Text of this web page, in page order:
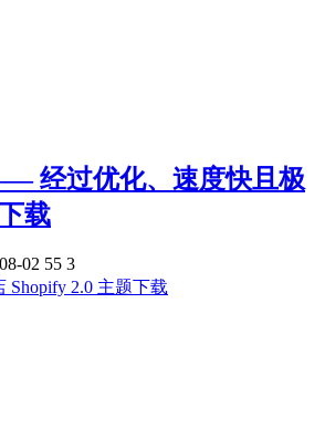
经过优化、速度快且极
载
02 55 3